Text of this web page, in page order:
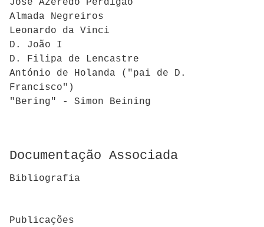
José Azeredo Perdigão
Almada Negreiros
Leonardo da Vinci
D. João I
D. Filipa de Lencastre
António de Holanda ("pai de D.
Francisco")
"Bering" - Simon Beining
Documentação Associada
Bibliografia
Publicações